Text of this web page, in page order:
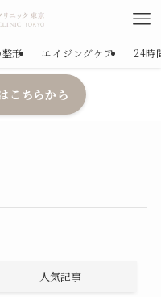
形 エイジングケア 24時
こちらから
人気記事